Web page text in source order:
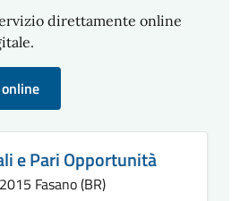
direttamente online
e Pari Opportunità
Fasano (BR)